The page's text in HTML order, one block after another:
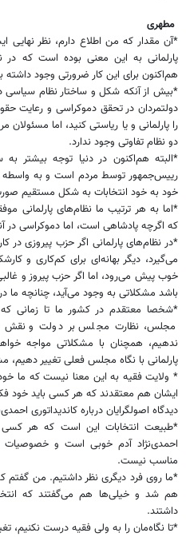
مطهری
*آن مقدار که من اطلاع دارم، نظر
پارلمانی به این معنی بوده است که در
هم‌اکنون برای این کار ضرورتی وجود داشته
*بیش از آنکه شکل و ساختار نظام سیاسی
دولتمردان در تحقق دموکراسی و رعایت
را پارلمانی و یا ریاستی کنید، اما
دو نظام تفاوتی وجود ندارد.
*البته هم‌اکنون در دنیا توجه بیشتر
رییس‌جمهور توسط مردم است و به واسطه
خود به خود انتخابات به شکل مستقیم
*اما به هر ترتیب ما نظام‌های پارلمانی
که اگرچه پادشاهی است، اما دموکراسی در
*در نظام‌های پارلمانی اگر حزب پیروزی
می‌گیرد، دیگر بهانه‌ای برای کم‌کاری و
خوب پیش می‌رود، اما اگر حزب پیروز و
باشد مشکلاتی به وجود می‌آید، چنانچه ما
*شخصا معتقدم در کشور ما تا زمانی
مجلس، نظارت مجلس بر دولت و نقش
ندهیم، همچنان با مشکلاتی مواجه
پارلمانی با نگاه مجلس فعلی تغییر
* ولایت فقیه به این معنا نیست که ما
ایشان هم معتقدند که هر کسی باید خود
دیدگاه اصولگرایان درباره کاندیداتوری
*طبیعت انتخابات این است که هر کسی
احمدی‌نژاد آدم خوبی است و خصوصیات
مناسب نیست.
*ما روی فرد دیگری نظر داشتیم. من گفتم
هم شد و خیلی‌ها هم می‌گفتند که
داشتند.
*تا نگاه‌مان را به ولی فقیه درست نکنیم،